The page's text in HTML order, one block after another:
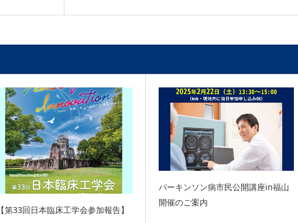
【第33回日本臨床工学会参加報告】
パーキンソン病市民公開講座in福山
開催のご案内